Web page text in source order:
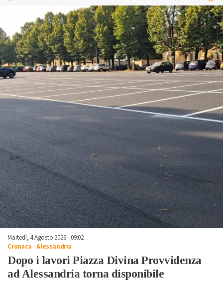
Martedì, 4 Agosto 2026 - 09:02
Cronaca-Alessandria
Dopo i lavori Piazza Divina Provvidenza
ad Alessandria torna disponibile